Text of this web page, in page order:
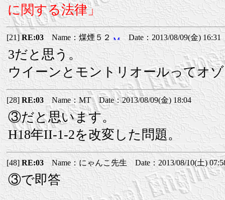
に関する法律」
[21]RE:03Name：煤煙５２ Date：2013/08/09(金) 16:31
3だと思う。
ウイーンとモントリオールってオ
[28]RE:03Name：MT Date：2013/08/09(金) 18:04
③だと思います。
H18年II-1-2を改変した問題。
[48]RE:03Name：にゃんこ先生 Date：2013/08/10(土)
③で即答